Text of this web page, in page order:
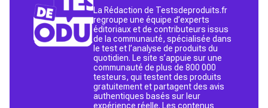
La Rédaction de Testsdeproduits.fr
regroupe une équipe d’experts
éditoriaux et de contributeurs issus
de la communauté, spécialisée dans
le test et l’analyse de produits du
quotidien. Le site s’appuie sur une
communauté de plus de 800 000
testeurs, qui testent des produits
gratuitement et partagent des avis
authentiques basés sur leur
expérience réelle. Les contenus